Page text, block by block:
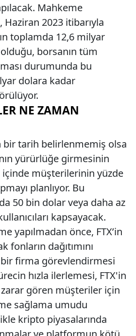
Mahkeme
2023 itibarıyla
toplamda 12,6 milyar
borsanın tüm
durumunda bu
dolara kadar
NE ZAMAN
bir tarih belirlenmemiş olsa
yürürlüğe girmesinin
içinde müşterilerinin yüzde
planlıyor. Bu
50 bin dolar veya daha az
kapsayacak.
yapılmadan önce, FTX’in
fonların dağıtımını
firma görevlendirmesi
hızla ilerlemesi, FTX'in
gören müşteriler için
sağlama umudu
kripto piyasalarında